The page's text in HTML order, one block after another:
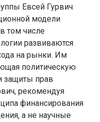
Евсей Гурвич
модели
том числе
развиваются
на рынки. Им
политическую
защиты прав
рекомендуя
финансирования
а не научные